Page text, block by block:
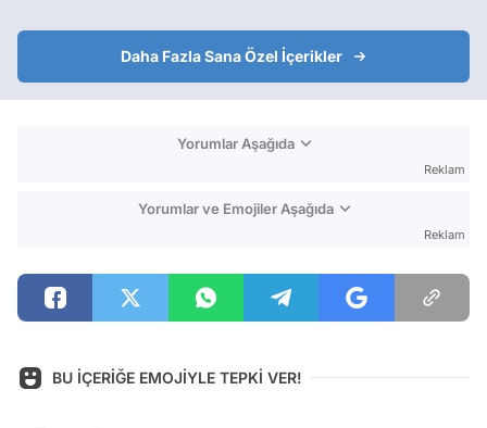
Daha Fazla Sana Özel İçerikler
Yorumlar Aşağıda
Reklam
Yorumlar ve Emojiler Aşağıda
Reklam
BU İÇERİĞE EMOJİYLE TEPKİ VER!